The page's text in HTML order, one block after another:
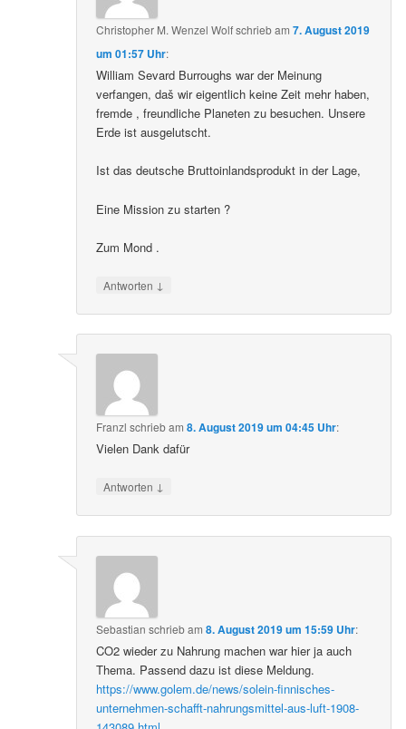
Christopher M. Wenzel Wolfschriebam7. August 2019
um 01:57 Uhr:
William Sevard Burroughs war der Meinung
verfangen, daš wir eigentlich keine Zeit mehr haben,
fremde , freundliche Planeten zu besuchen. Unsere
Erde ist ausgelutscht.
Ist das deutsche Bruttoinlandsprodukt in der Lage,
Eine Mission zu starten ?
Zum Mond .
Antworten ↓
Franzl schriebam8. August 2019 um 04:45 Uhr:
Vielen Dank dafür
Antworten ↓
Sebastian schriebam8. August 2019 um 15:59 Uhr:
CO2 wieder zu Nahrung machen war hier ja auch
Thema. Passend dazu ist diese Meldung.
https://www.golem.de/news/solein-finnisches-
unternehmen-schafft-nahrungsmittel-aus-luft-1908-